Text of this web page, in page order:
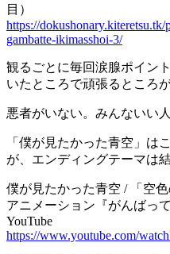
目）
https://
gambatte-ikimasshoi-3/
観るごとに毎回涙腺ポイン
いたところで頑張るところが
悪者がいない。みんないい人
「僕が見たかった青空」は
が、エンディングテーマは
僕が見たかった青空 / 「空
アニメーション『がんばっ
YouTube
https://www.youtube.com/